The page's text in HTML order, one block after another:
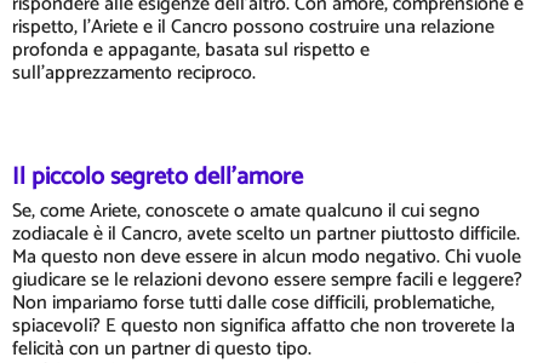
rispetto, l'Ariete e il Cancro possono costruire una relazione
profonda e appagante, basata sul rispetto e
sull'apprezzamento reciproco.
Il piccolo segreto dell'amore
Se, come Ariete, conoscete o amate qualcuno il cui segno
zodiacale è il Cancro, avete scelto un partner piuttosto difficile.
Ma questo non deve essere in alcun modo negativo. Chi vuole
giudicare se le relazioni devono essere sempre facili e leggere?
Non impariamo forse tutti dalle cose difficili, problematiche,
spiacevoli? E questo non significa affatto che non troverete la
felicità con un partner di questo tipo.